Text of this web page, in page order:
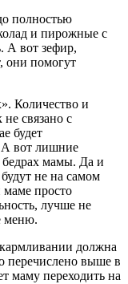
полностью
и пирожные с
А вот зефир,
они помогут
Количество и
связано с
будет
А вот лишние
бедрах мамы. Да и
не на самом
просто
лучше не
меню.
должна
перечислено выше в
маму переходить на